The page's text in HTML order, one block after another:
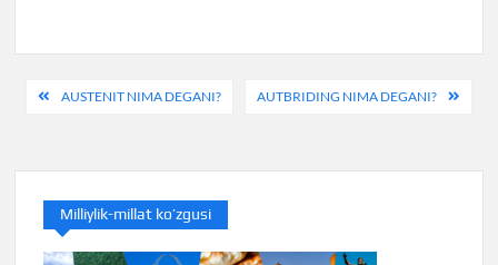
PostAUSTENIT NIMA DEGANI? AUTBRIDING NIMA DEGANI?
Milliylik-millat ko’zgusi